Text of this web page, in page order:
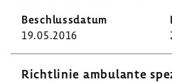
19.05.2016
Richt­linie ambu­lante